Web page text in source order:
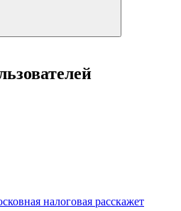
налоговая расскажет